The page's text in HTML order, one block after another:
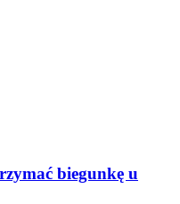
biegunkę u